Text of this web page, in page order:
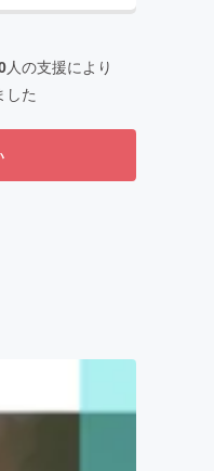
人の支援により
した